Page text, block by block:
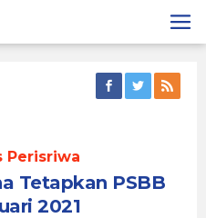
Perisriwa
Tetapkan PSBB
2021